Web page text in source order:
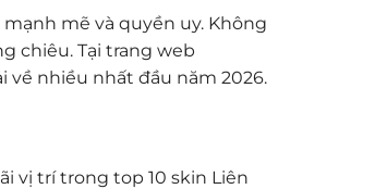
mẽ và quyền uy. Không
chiêu. Tại trang web
nhiều nhất đầu năm 2026.
vị trí trong top 10 skin Liên